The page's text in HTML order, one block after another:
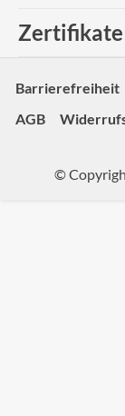
Zertifikate
Barrierefreiheit
AGB
©